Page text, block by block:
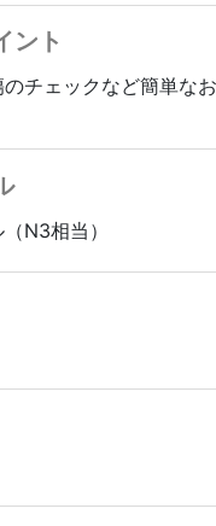
ント
チェックなど簡単な
N3相当）